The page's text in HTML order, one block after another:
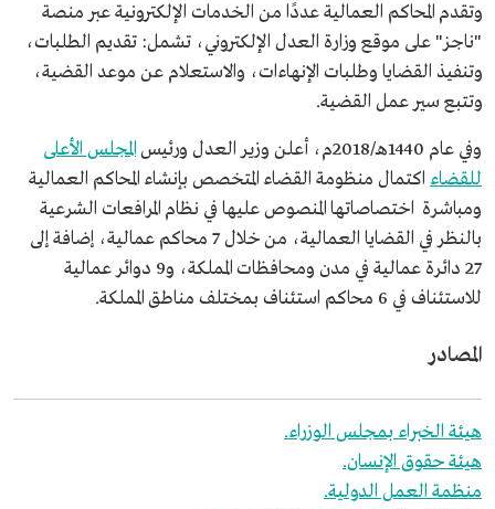
وتقدم المحاكم العمالية عددًا من الخدمات الإلكترونية عبر منصة
"ناجز" على موقع وزارة العدل الإلكتروني، تشمل: تقديم الطلبات،
وتنفيذ القضايا وطلبات الإنهاءات، والاستعلام عن موعد القضية،
وتتبع سير عمل القضية.
وفي عام 1440هـ/2018م، أعلن وزير العدل ورئيس
المجلس الأعلى
للقضاء اكتمال منظومة القضاء المتخصص بإنشاء المحاكم العمالية
ومباشرة اختصاصاتها المنصوص عليها في نظام المرافعات الشرعية
بالنظر في القضايا العمالية، من خلال 7 محاكم عمالية، إضافة إلى
27 دائرة عمالية في مدن ومحافظات المملكة، و9 دوائر عمالية
للاستئناف في 6 محاكم استئناف بمختلف مناطق المملكة.
المصادر
هيئة الخبراء بمجلس الوزراء.
هيئة حقوق الإنسان.
منظمة العمل الدولية.